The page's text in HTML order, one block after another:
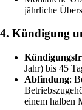
jährliche
4. Kündigung
Jahr) bis 45
Abfindung:
einem halben